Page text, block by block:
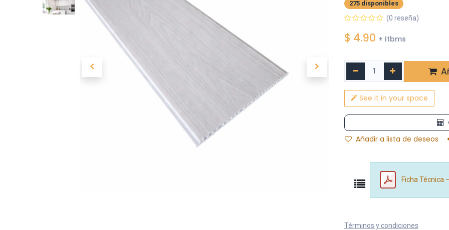
275 disponibles
(0 reseña)
$ 4.90 + Itbms
See it in your space
Añadir a lista de deseos
Ficha Técnica
Términos y condiciones